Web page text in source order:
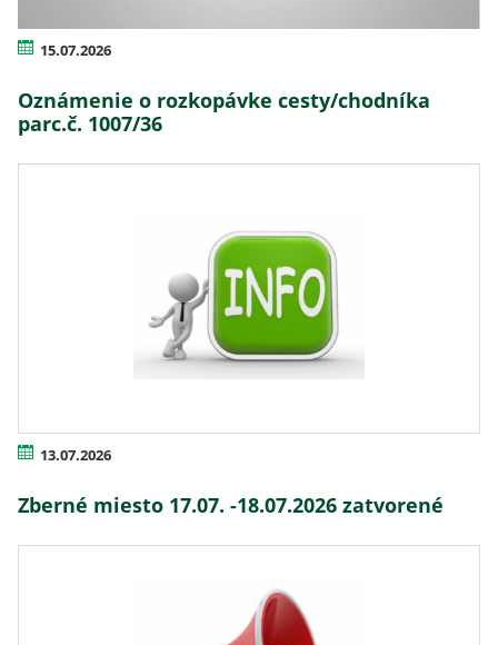
15.07.2026
Oznámenie o rozkopávke cesty/chodníka
parc.č. 1007/36
13.07.2026
Zberné miesto 17.07. -18.07.2026 zatvorené